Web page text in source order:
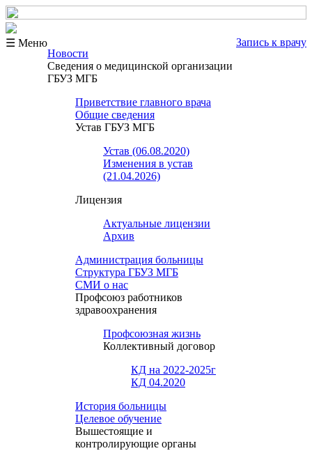
☰ Меню
Запись к врачу
Новости
Сведения о медицинской организации
ГБУЗ МГБ
Приветствие главного врача
Общие сведения
Устав ГБУЗ МГБ
Устав (06.08.2020)
Изменения в устав
(21.04.2026)
Лицензия
Актуальные лицензии
Архив
Администрация больницы
Структура ГБУЗ МГБ
СМИ о нас
Профсоюз работников
здравоохранения
Профсоюзная жизнь
Коллективный договор
КД на 2022-2025г
КД 04.2020
История больницы
Целевое обучение
Вышестоящие и
контролирующие органы